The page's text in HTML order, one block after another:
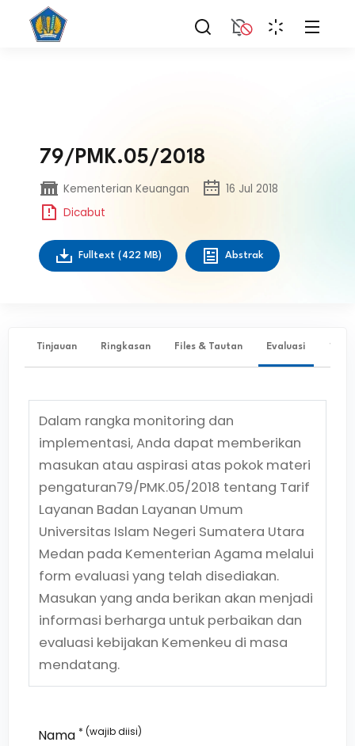
79/PMK.05/2018
Kementerian Keuangan
16 Jul 2018
Dicabut
Fulltext (422 MB) Abstrak
Tinjauan Ringkasan Files & Tautan Evaluasi ✨
Dalam rangka monitoring dan
implementasi, Anda dapat memberikan
masukan atau aspirasi atas pokok materi
pengaturan79/PMK.05/2018 tentang Tarif
Layanan Badan Layanan Umum
Universitas Islam Negeri Sumatera Utara
Medan pada Kementerian Agama melalui
form evaluasi yang telah disediakan.
Masukan yang anda berikan akan menjadi
informasi berharga untuk perbaikan dan
evaluasi kebijakan Kemenkeu di masa
mendatang.
Nama * (wajib diisi)